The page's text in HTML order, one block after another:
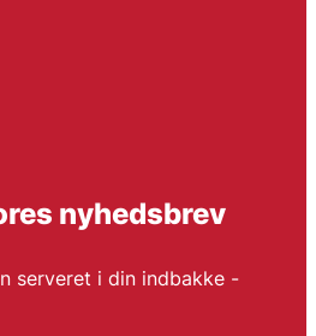
nyhedsbrev
serveret i din indbakke -